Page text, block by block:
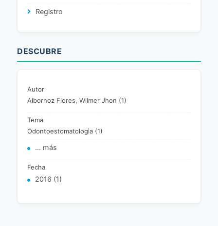
Registro
DESCUBRE
Autor
Albornoz Flores, Wilmer Jhon (1)
Tema
Odontoestomatologìa (1)
... más
Fecha
2016 (1)